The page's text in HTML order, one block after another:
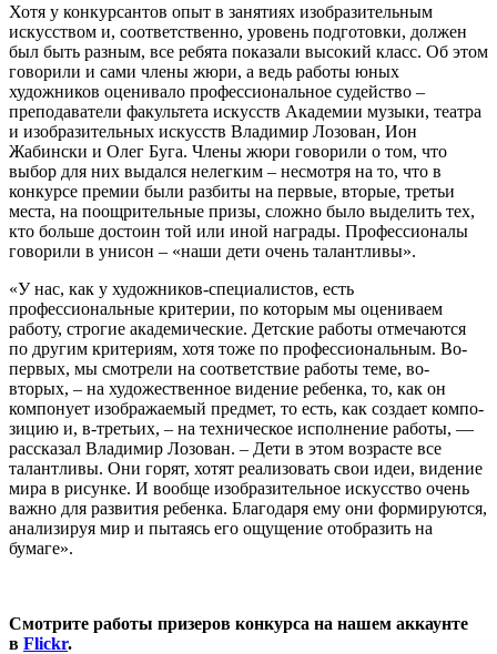
Хотя у конкурсантов опыт в занятиях изобразительным
искусст­вом и, соответственно, уровень подготовки, должен
был быть раз­ным, все ребята показали высокий класс. Об этом
говорили и сами члены жюри, а ведь работы юных
художников оценивало профессио­нальное судейство –
преподаватели факультета искусств Академии музыки, театра
и изобразительных искусств Владимир Лозован, Ион
Жабински и Олег Буга. Члены жюри говорили о том, что
выбор для них выдался нелегким – несмотря на то, что в
конкурсе премии были разбиты на первые, вторые, третьи
места, на поощрительные призы, сложно было выделить тех,
кто больше достоин той или иной награды. Профессионалы
говорили в унисон – «наши дети очень та­лантливы».
«У нас, как у художников-специалистов, есть
профессиональные критерии, по которым мы оцениваем
работу, строгие академичес­кие. Детские работы отмечаются
по другим критериям, хотя тоже по профессиональным. Во-
первых, мы смотрели на соответствие ра­боты теме, во-
вторых, – на художественное видение ребенка, то, как он
компонует изображаемый предмет, то есть, как создает компо­
зицию и, в-третьих, – на техническое исполнение работы, —
рассказал Владимир Лозован. – Дети в этом возрасте все
талантливы. Они го­рят, хотят реализовать свои идеи, видение
мира в рисунке. И вообще изобразительное искусство очень
важно для развития ребенка. Бла­годаря ему они формируются,
анализируя мир и пытаясь его ощуще­ние отобразить на
бумаге».
Смотрите работы призеров конкурса на нашем аккаунте
в Flickr.